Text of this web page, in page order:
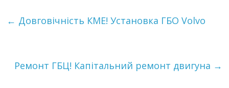
← Довговічність КМЕ! Установка ГБО Volvo
Ремонт ГБЦ! Капітальний ремонт двигуна →